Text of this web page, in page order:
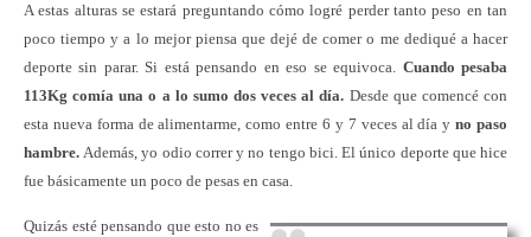
A estas alturas se estará preguntando cómo logré perder tanto peso en tan
poco tiempo y a lo mejor piensa que dejé de comer o me dediqué a hacer
deporte sin parar. Si está pensando en eso se equivoca. Cuando pesaba
113Kg comía una o a lo sumo dos veces al día. Desde que comencé con
esta nueva forma de alimentarme, como entre 6 y 7 veces al día yno paso
hambre. Además, yo odio correr y no tengo bici. El único deporte que hice
fue básicamente un poco de pesas en casa.
Quizás esté pensando que esto no es